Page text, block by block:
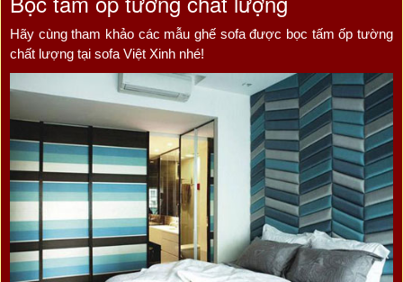
Hãy cùng tham khảo các mẫu ghế sofa được bọc tấm ốp tường
chất lượng tại sofa Việt Xinh nhé!